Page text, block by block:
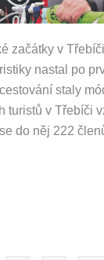
začátky v
nastal po
staly
turistů v Třebíči
do něj 222